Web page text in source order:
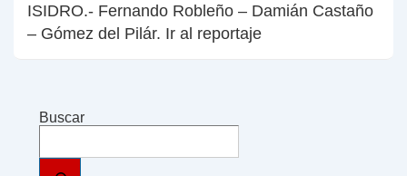
ISIDRO.- Fernando Robleño – Damián Castaño
– Gómez del Pilár. Ir al reportaje
Buscar